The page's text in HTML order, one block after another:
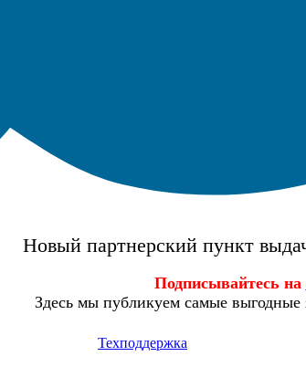
Новый партнерский пункт
Подписывайтесь на
Здесь мы публикуем самые
Техподдержка